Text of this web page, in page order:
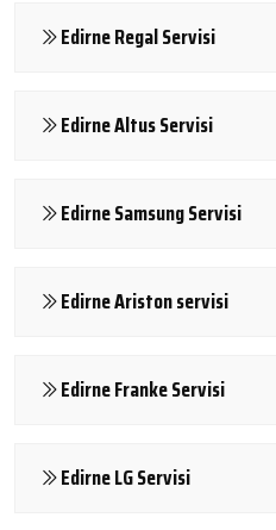
Edirne Regal Servisi
Edirne Altus Servisi
Edirne Samsung Servisi
Edirne Ariston servisi
Edirne Franke Servisi
Edirne LG Servisi